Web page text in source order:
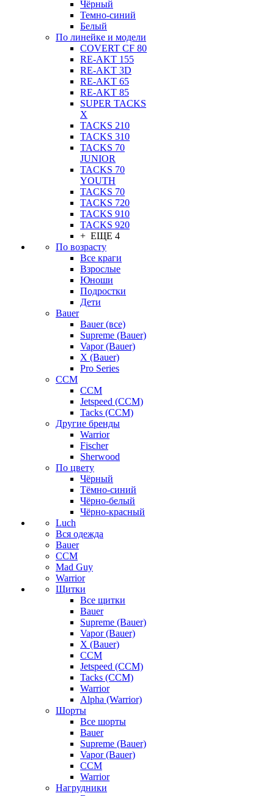
Чёрный
Темно-синий
Белый
По линейке и модели
COVERT CF 80
RE-AKT 155
RE-AKT 3D
RE-AKT 65
RE-AKT 85
SUPER TACKS
X
TACKS 210
TACKS 310
TACKS 70
JUNIOR
TACKS 70
YOUTH
TACKS 70
TACKS 720
TACKS 910
TACKS 920
+ ЕЩЕ 4
По возрасту
Все краги
Взрослые
Юноши
Подростки
Дети
Bauer
Bauer (все)
Supreme (Bauer)
Vapor (Bauer)
X (Bauer)
Pro Series
CCM
CCM
Jetspeed (CCM)
Tacks (CCM)
Другие бренды
Warrior
Fischer
Sherwood
По цвету
Чёрный
Тёмно-синий
Чёрно-белый
Чёрно-красный
Luch
Вся одежда
Bauer
CCM
Mad Guy
Warrior
Щитки
Все щитки
Bauer
Supreme (Bauer)
Vapor (Bauer)
X (Bauer)
CCM
Jetspeed (CCM)
Tacks (CCM)
Warrior
Alpha (Warrior)
Шорты
Все шорты
Bauer
Supreme (Bauer)
Vapor (Bauer)
CCM
Warrior
Нагрудники